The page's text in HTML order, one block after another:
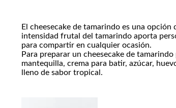
El cheesecake de tamarindo es una
intensidad frutal del tamarindo aporta
para compartir en cualquier ocasión.
Para preparar un cheesecake de
mantequilla, crema para batir, azúcar,
lleno de sabor tropical.